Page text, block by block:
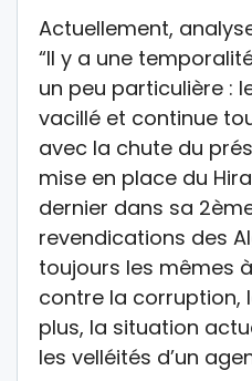
Actuellement,
“Il y a une
un peu particulière :
vacillé et continue
avec la chute du
mise en place du
dernier dans sa
revendications des
toujours les mêmes
contre la corruption,
plus, la situation
les velléités d’un